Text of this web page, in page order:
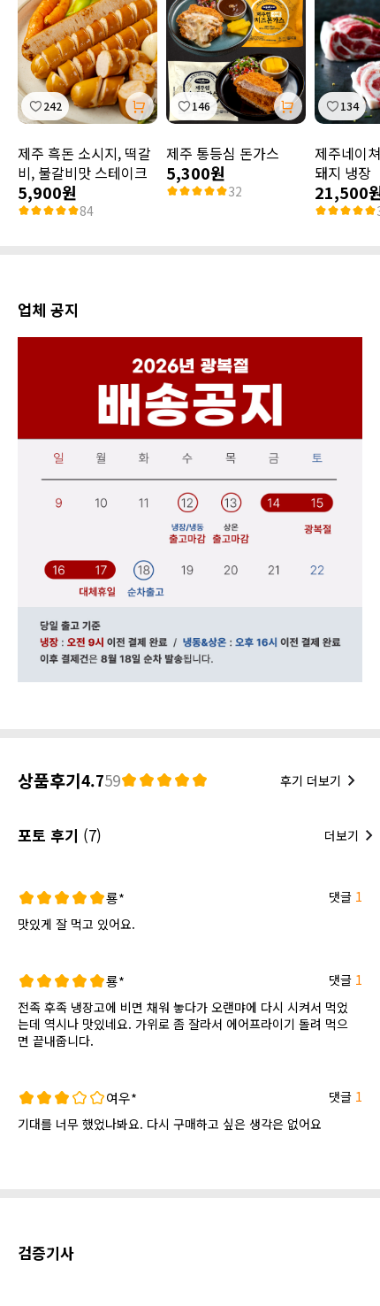
242
제주 흑돈 소시지, 떡갈
비, 불갈비맛 스테이크
5,900원
84
146
제주 통등심 돈가스
5,300원
32
134
제주네이
돼지 냉장
21,500원
업체 공지
상품후기4.759 후기 더보기
포토 후기 (7) 더보기
룡* 댓글 1
맛있게 잘 먹고 있어요.
룡* 댓글 1
전족 후족 냉장고에 비면 채워 놓다가 오랜먀에 다시 시켜서 먹었
는데 역시나 맛있네요. 가위로 좀 잘라서 에어프라이기 돌려 먹으
면 끝내줍니다.
여우* 댓글 1
기대를 너무 했었나봐요. 다시 구매하고 싶은 생각은 없어요
검증기사